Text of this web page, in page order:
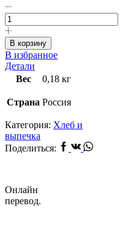
Количество
Багет
Спортивный
180гр.
В корзину
В избранное
Детали
Вес
0,18 кг
Страна Россия
Категория: Хлеб и
выпечка
Поделиться: Facebook
Vk Whatsapp
Онлайн
перевод.